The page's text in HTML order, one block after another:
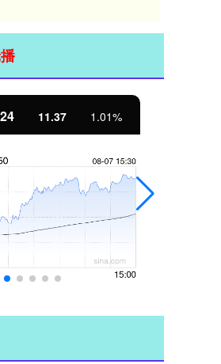
11.37 1.01%